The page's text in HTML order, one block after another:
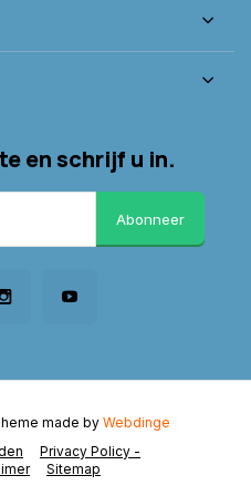
en schrijf u in.
Abonneer
Privacy Policy -
Sitemap
made byWebdinge